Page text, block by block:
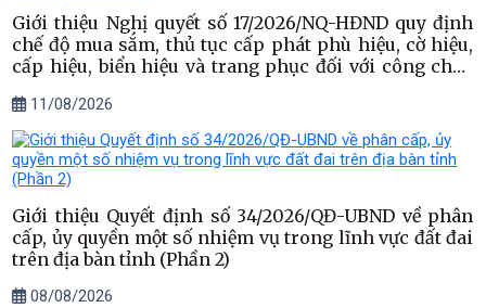
Giới thiệu Nghị quyết số 17/2026/NQ-HĐND quy định
chế độ mua sắm, thủ tục cấp phát phù hiệu, cờ hiệu,
cấp hiệu, biển hiệu và trang phục đối với công chức
11/08/2026
Giới thiệu Quyết định số 34/2026/QĐ-UBND về phân
cấp, ủy quyền một số nhiệm vụ trong lĩnh vực đất đai
trên địa bàn tỉnh (Phần 2)
08/08/2026